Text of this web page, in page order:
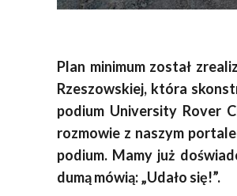
Plan minimum został
Rzeszowskiej, która
podium University Rover
rozmowie z naszym
podium. Mamy już
dumą mówią: „Udało się!”.